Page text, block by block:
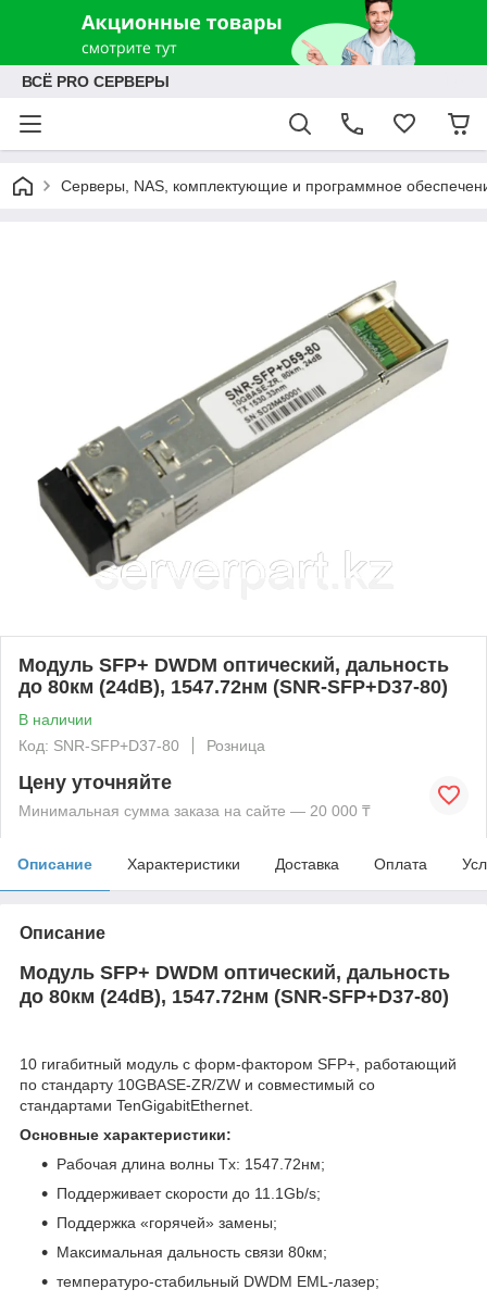
ВСЁ PRO СЕРВЕРЫ
Серверы, NAS, комплектующие и программное
Модуль SFP+ DWDM оптический, дальность
до 80км (24dB), 1547.72нм (SNR-SFP+D37-80)
В наличии
Код: SNR-SFP+D37-80
Розница
Цену уточняйте
Минимальная сумма заказа на сайте — 20 000 ₸
Описание Характеристики Доставка Оплата
Описание
Модуль SFP+ DWDM оптический, дальность
до 80км (24dB), 1547.72нм (SNR-SFP+D37-80)
10 гигабитный модуль с форм-фактором SFP+, работающий
по стандарту 10GBASE-ZR/ZW и совместимый со
стандартами TenGigabitEthernet.
Основные характеристики:
Рабочая длина волны Tx: 1547.72нм;
Поддерживает скорости до 11.1Gb/s;
Поддержка «горячей» замены;
Максимальная дальность связи 80км;
температуро-стабильный DWDM EML-лазер;